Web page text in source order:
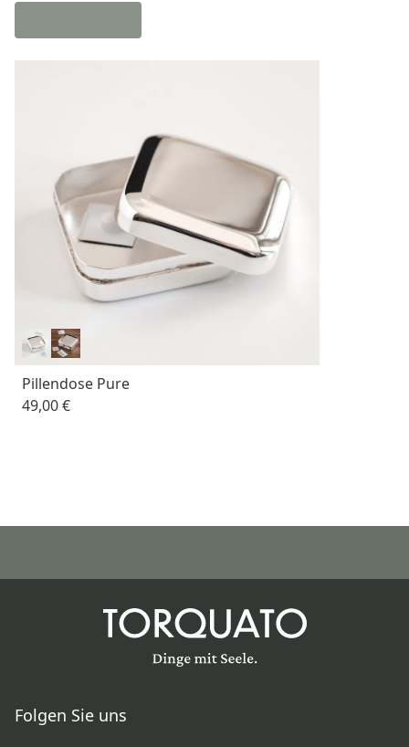
Pillendose Pure
49,00 €
Folgen Sie uns